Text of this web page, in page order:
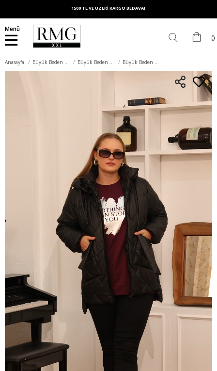
1500 TL VE ÜZERİ KARGO BEDAVA!
Menü
Anasayfa Büyük Beden Dış Giyim Büyük Beden Mont Büyük Beden Kapüşonlu Kapitone Şişme Mont Siyah